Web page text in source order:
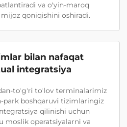
va o'yin-maroq
qoniqishini oshiradi.
bilan nafaqat
integratsiya
to'g'ri to'lov terminalarimiz
park boshqaruvi tizimlaringiz
qilinishi uchun
moslik operatsiyalarni va